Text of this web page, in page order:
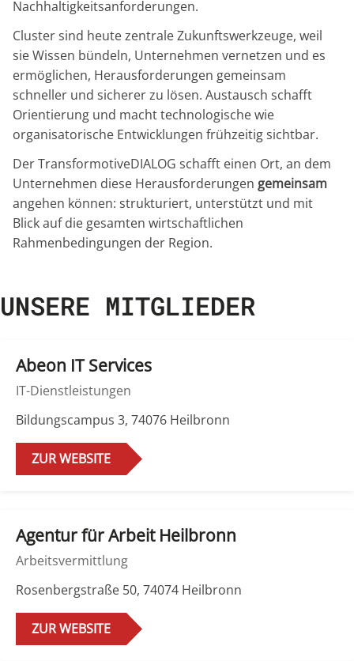
Nachhaltigkeitsanforderungen.
Cluster sind heute zentrale Zukunftswerkzeuge, weil
sie Wissen bündeln, Unternehmen vernetzen und es
ermöglichen, Herausforderungen gemeinsam
schneller und sicherer zu lösen. Austausch schafft
Orientierung und macht technologische wie
organisatorische Entwicklungen frühzeitig sichtbar.
Der TransformotiveDIALOG schafft einen Ort, an dem
Unternehmen diese Herausforderungen gemeinsam
angehen können: strukturiert, unterstützt und mit
Blick auf die gesamten wirtschaftlichen
Rahmenbedingungen der Region.
UNSERE MITGLIEDER
Abeon IT Services
IT-Dienstleistungen
Bildungscampus 3, 74076 Heilbronn
ZUR WEBSITE
Agentur für Arbeit Heilbronn
Arbeitsvermittlung
Rosenbergstraße 50, 74074 Heilbronn
ZUR WEBSITE